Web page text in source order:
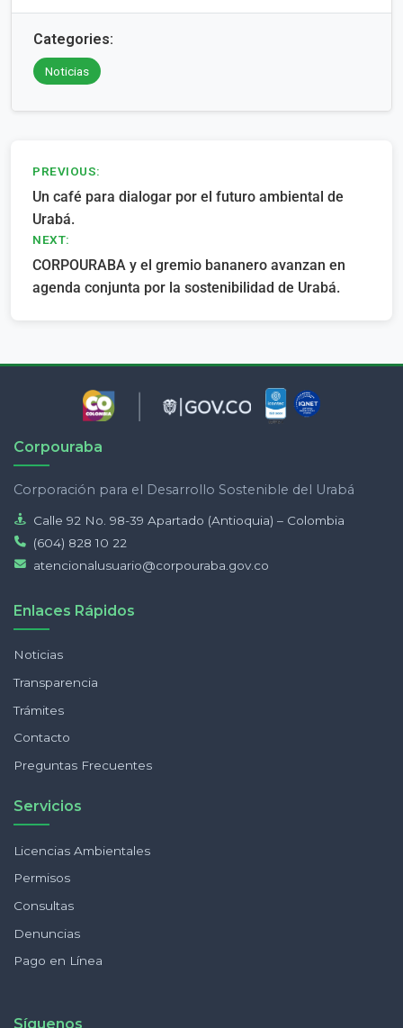
Categories:
Noticias
Navegación
de
entradas
PREVIOUS:
Un café para dialogar por el futuro ambiental de
Urabá.
NEXT:
CORPOURABA y el gremio bananero avanzan en
agenda conjunta por la sostenibilidad de Urabá.
Corpouraba
Corporación para el Desarrollo Sostenible del Urabá
Calle 92 No. 98-39 Apartado (Antioquia) – Colombia
(604) 828 10 22
atencionalusuario@corpouraba.gov.co
Enlaces Rápidos
Noticias
Transparencia
Trámites
Contacto
Preguntas Frecuentes
Servicios
Licencias Ambientales
Permisos
Consultas
Denuncias
Pago en Línea
Síguenos